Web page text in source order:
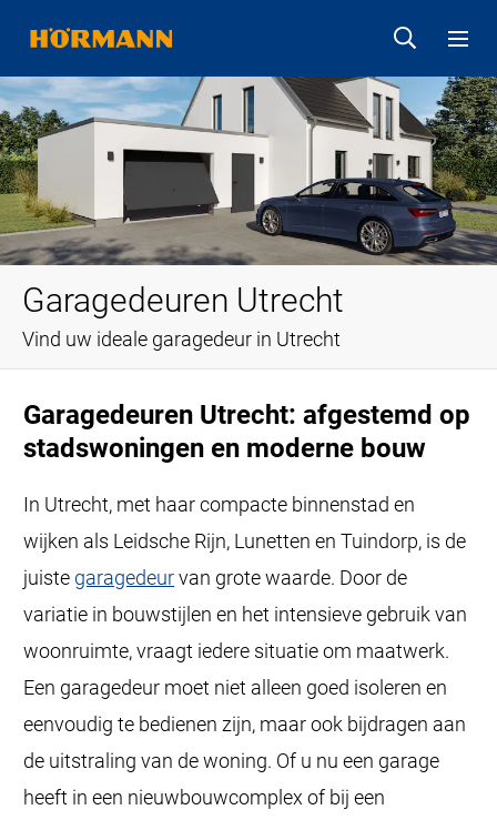
Garagedeuren Utrecht
Vind uw ideale garagedeur in Utrecht
Garagedeuren Utrecht: afgestemd op
stadswoningen en moderne bouw
In Utrecht, met haar compacte binnenstad en
wijken als Leidsche Rijn, Lunetten en Tuindorp, is de
juiste garagedeurvan grote waarde. Door de
variatie in bouwstijlen en het intensieve gebruik van
woonruimte, vraagt iedere situatie om maatwerk.
Een garagedeur moet niet alleen goed isoleren en
eenvoudig te bedienen zijn, maar ook bijdragen aan
de uitstraling van de woning. Of u nu een garage
heeft in een nieuwbouwcomplex of bij een